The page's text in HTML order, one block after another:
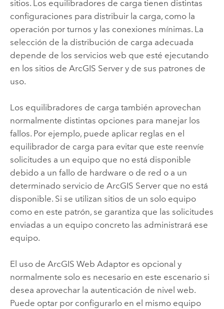
sitios. Los equilibradores de carga tienen distintas
configuraciones para distribuir la carga, como la
operación por turnos y las conexiones mínimas. La
selección de la distribución de carga adecuada
depende de los servicios web que esté ejecutando
en los sitios de ArcGIS Servery de sus patrones de
uso.
Los equilibradores de carga también aprovechan
normalmente distintas opciones para manejar los
fallos. Por ejemplo, puede aplicar reglas en el
equilibrador de carga para evitar que este reenvíe
solicitudes a un equipo que no está disponible
debido a un fallo de hardware o de red o a un
determinado servicio de ArcGIS Serverque no está
disponible. Si se utilizan sitios de un solo equipo
como en este patrón, se garantiza que las solicitudes
enviadas a un equipo concreto las administrará ese
equipo.
El uso de ArcGIS Web Adaptores opcional y
normalmente solo es necesario en este escenario si
desea aprovechar la autenticación de nivel web.
Puede optar por configurarlo en el mismo equipo